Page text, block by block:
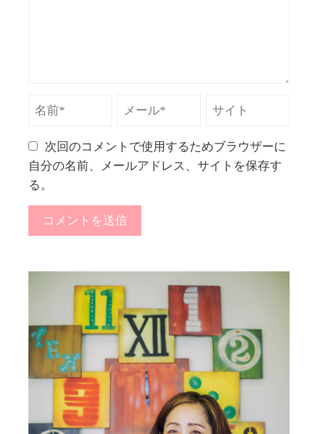
次回のコメントで使用するためブラウザーに
自分の名前、メールアドレス、サイトを保存す
る。